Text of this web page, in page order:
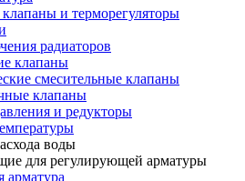
и терморегуляторы
радиаторов
клапаны
смесительные клапаны
клапаны
и редукторы
воды
для регулирующей арматуры
арматура